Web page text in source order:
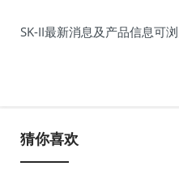
SK-II最新消息及产品信息可
猜你喜欢